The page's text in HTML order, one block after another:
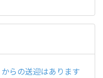
らの送迎はあります